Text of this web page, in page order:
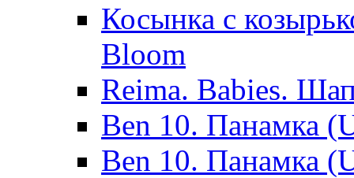
Косынка с
Bloom
Reima. Babies.
Ben 10. Панамка
Ben 10. Панамка